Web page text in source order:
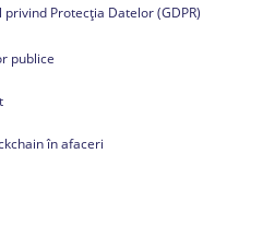
Protecția Datelor (GDPR)
publice
în afaceri